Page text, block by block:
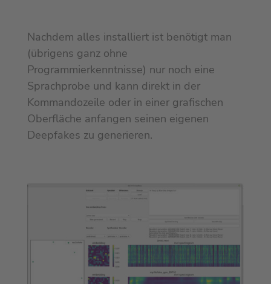
Nachdem alles installiert ist benötigt man
(übrigens ganz ohne
Programmierkenntnisse) nur noch eine
Sprachprobe und kann direkt in der
Kommandozeile oder in einer grafischen
Oberfläche anfangen seinen eigenen
Deepfakes zu generieren.